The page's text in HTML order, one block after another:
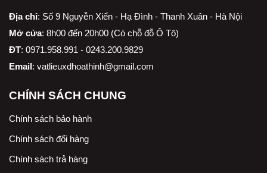
Địa chỉ: Số 9 Nguyễn Xiển - Hạ Đình - Thanh Xuân - Hà Nội
Mở cửa: 8h00 đến 20h00 (Có chỗ đỗ Ô Tô)
ĐT: 0971.958.991 - 0243.200.9829
Email: vatlieuxdhoathinh@gmail.com
CHÍNH SÁCH CHUNG
Chính sách bảo hành
Chính sách đổi hàng
Chính sách trả hàng